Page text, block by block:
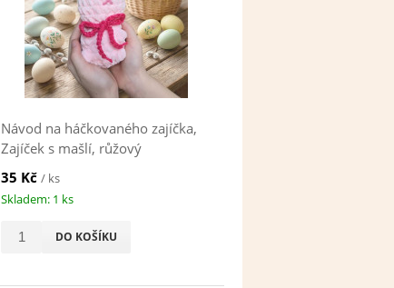
Návod na háčkovaného zajíčka,
Zajíček s mašlí, růžový
35 Kč/ ks
Skladem: 1 ks
DO KOŠÍKU